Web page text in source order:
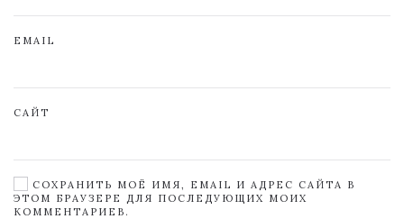
EMAIL
САЙТ
СОХРАНИТЬ МОЁ ИМЯ, EMAIL И АДРЕС САЙТА В
ЭТОМ БРАУЗЕРЕ ДЛЯ ПОСЛЕДУЮЩИХ МОИХ
КОММЕНТАРИЕВ.